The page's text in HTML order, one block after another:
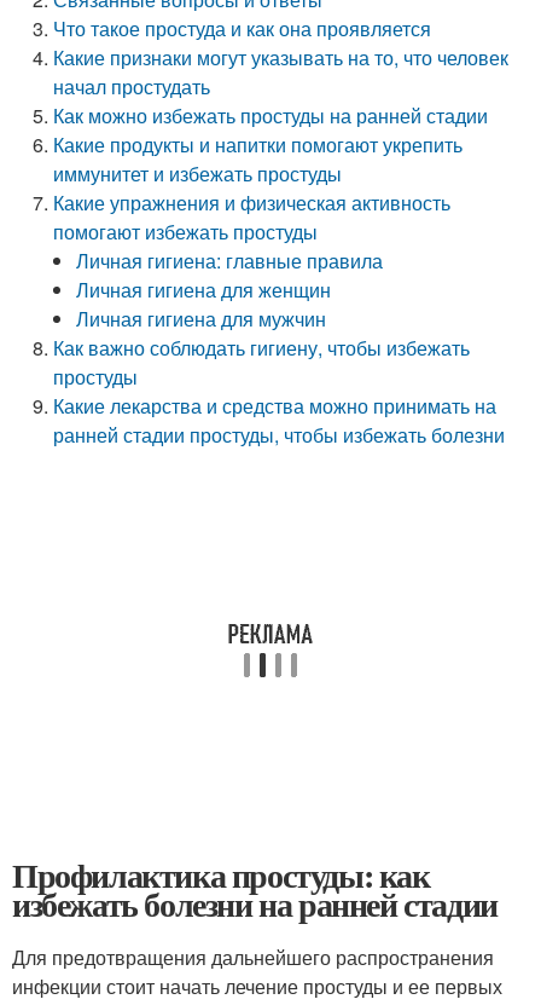
Что такое простуда и как она проявляется
Какие признаки могут указывать на то, что человек
начал простудать
Как можно избежать простуды на ранней стадии
Какие продукты и напитки помогают укрепить
иммунитет и избежать простуды
Какие упражнения и физическая активность
помогают избежать простуды
Личная гигиена: главные правила
Личная гигиена для женщин
Личная гигиена для мужчин
Как важно соблюдать гигиену, чтобы избежать
простуды
Какие лекарства и средства можно принимать на
ранней стадии простуды, чтобы избежать болезни
Профилактика простуды: как
избежать болезни на ранней стадии
Для предотвращения дальнейшего распространения
инфекции стоит начать лечение простуды и ее первых